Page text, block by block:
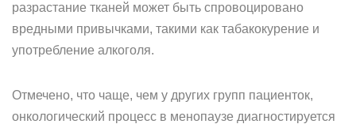
разрастание тканей может быть спровоцировано
вредными привычками, такими как табакокурение и
употребление алкоголя.
Отмечено, что чаще, чем у других групп пациенток,
онкологический процесс в менопаузе диагностируется